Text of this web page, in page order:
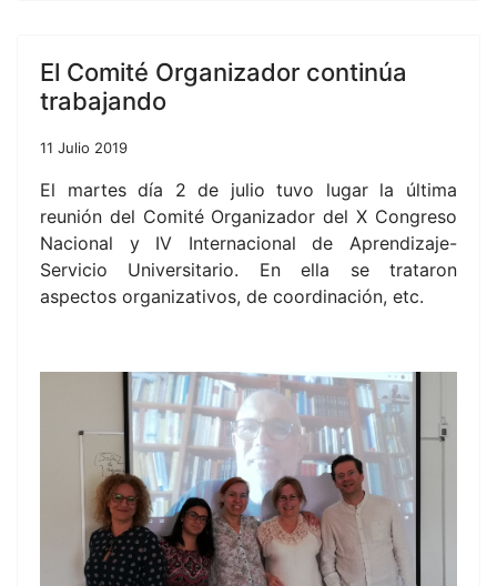
El Comité Organizador continúa
trabajando
11 Julio 2019
El martes día 2 de julio tuvo lugar la última
reunión del Comité Organizador del X Congreso
Nacional y IV Internacional de Aprendizaje-
Servicio Universitario. En ella se trataron
aspectos organizativos, de coordinación, etc.